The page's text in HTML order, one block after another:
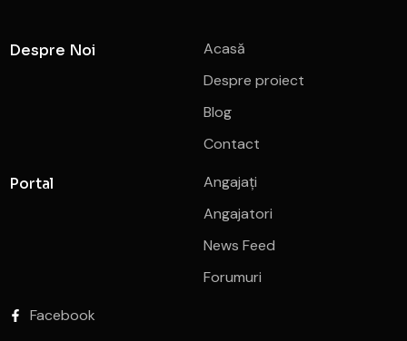
Despre Noi
Acasă
Despre proiect
Blog
Contact
Portal
Angajați
Angajatori
News Feed
Forumuri
Facebook